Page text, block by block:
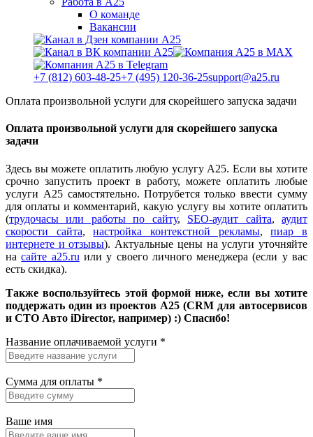
О команде
Вакансии
+7 (812) 603-48-25+7 (495) 120-36-25support@a25.ru
Оплата произвольной услуги для скорейшего запуска задачи
Оплата произвольной услуги для скорейшего запуска
задачи
Здесь вы можете оплатить любую услугу А25. Если вы хотите
срочно запустить проект в работу, можете оплатить любые
услуги А25 самостятельно. Потрубется только ввести сумму
для оплаты и комментарий, какую услугу вы хотите оплатить
(трудочасы или работы по сайту, SEO-аудит сайта,аудит
скорости сайта,настройка контекстной рекламы,пиар в
интернете и отзывы). Актуальные цены на услуги уточняйте
насайте a25.ru или у своего личного менеджера (если у вас
есть скидка).
Также воспользуйтесь этой формой ниже, если вы хотите
поддержать один из проектов А25 (CRM для автосервисов
и СТО Авто iDirector, например) :) Спасибо!
Название оплачиваемой услуги *
Сумма для оплаты *
Ваше имя